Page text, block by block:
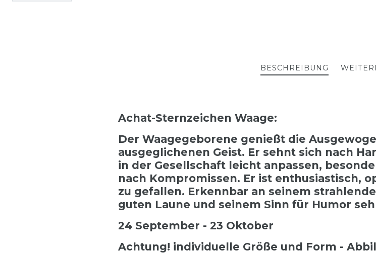
BESCHREIBUNG
Achat-Sternzeichen Waage:
Der Waagegeborene genießt die
ausgeglichenen Geist. Er sehnt sich nach
in der Gesellschaft leicht anpassen,
nach Kompromissen. Er ist enthusiastisch,
zu gefallen. Erkennbar an seinem
guten Laune und seinem Sinn für Humor
24 September - 23 Oktober
Achtung! individuelle Größe und Form -